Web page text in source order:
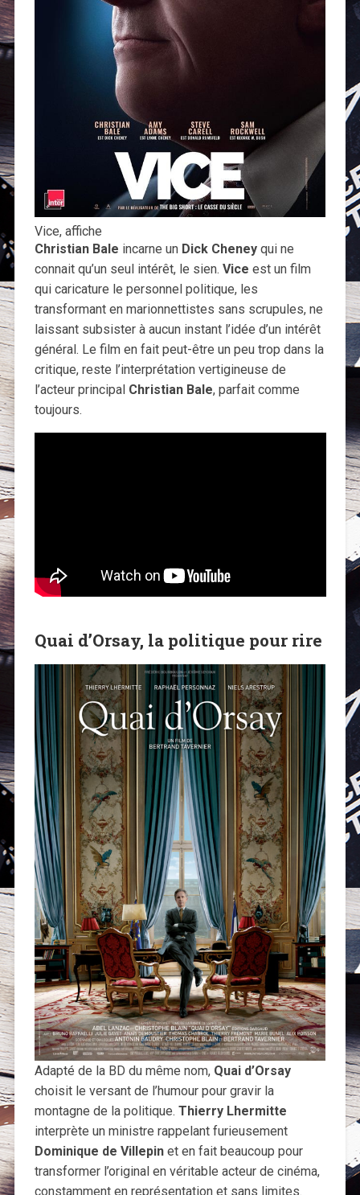
Vice, affiche
Christian Bale incarne un Dick Cheney qui ne
connait qu’un seul intérêt, le sien. Vice est un film
qui caricature le personnel politique, les
transformant en marionnettistes sans scrupules, ne
laissant subsister à aucun instant l’idée d’un intérêt
général. Le film en fait peut-être un peu trop dans la
critique, reste l’interprétation vertigineuse de
l’acteur principal Christian Bale, parfait comme
toujours.
Quai d’Orsay, la politique pour rire
Adapté de la BD du même nom, Quai d’Orsay
choisit le versant de l’humour pour gravir la
montagne de la politique. Thierry Lhermitte
interprète un ministre rappelant furieusement
Dominique de Villepinet en fait beaucoup pour
transformer l’original en véritable acteur de cinéma,
constamment en représentation et sans limites.